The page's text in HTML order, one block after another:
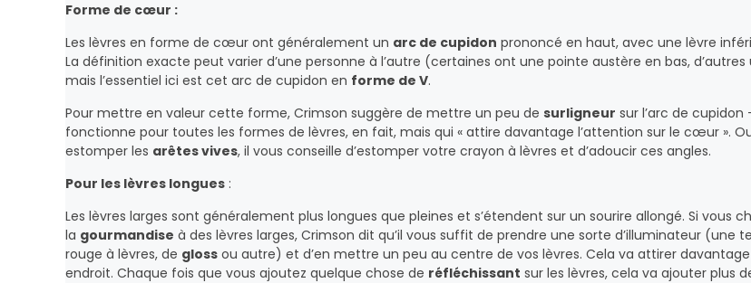
Forme de cœur :
Les lèvres en forme de cœur ont généralement un arc de cupidon prononcé en haut, avec une lèvre
La définition exacte peut varier d’une personne à l’autre (certaines ont une pointe austère en bas,
mais l’essentiel ici est cet arc de cupidon en forme de V.
Pour mettre en valeur cette forme, Crimson suggère de mettre un peu de surligneur sur l’arc de
fonctionne pour toutes les formes de lèvres, en fait, mais qui « attire davantage l’attention sur le cœur ».
estomper les arêtes vives, il vous conseille d’estomper votre crayon à lèvres et d’adoucir ces angles.
Pour les lèvres longues :
Les lèvres larges sont généralement plus longues que pleines et s’étendent sur un sourire allongé. Si vous
la gourmandise à des lèvres larges, Crimson dit qu’il vous suffit de prendre une sorte d’illuminateur (une
rouge à lèvres, de gloss ou autre) et d’en mettre un peu au centre de vos lèvres. Cela va attirer
endroit. Chaque fois que vous ajoutez quelque chose de réfléchissant sur les lèvres, cela va ajouter plus